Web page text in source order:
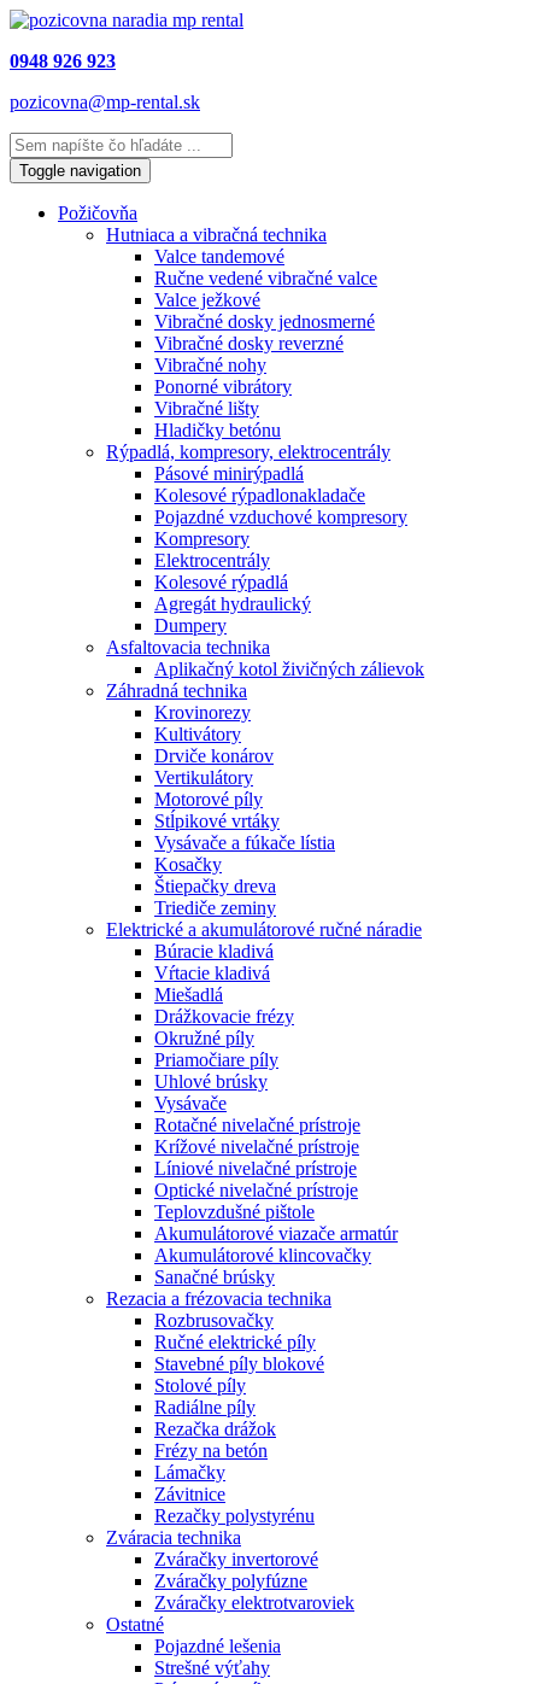
0948 926 923
pozicovna@mp-rental.sk
Toggle navigation
Požičovňa
Hutniaca a vibračná technika
Valce tandemové
Ručne vedené vibračné valce
Valce ježkové
Vibračné dosky jednosmerné
Vibračné dosky reverzné
Vibračné nohy
Ponorné vibrátory
Vibračné lišty
Hladičky betónu
Rýpadlá, kompresory, elektrocentrály
Pásové minirýpadlá
Kolesové rýpadlonakladače
Pojazdné vzduchové kompresory
Kompresory
Elektrocentrály
Kolesové rýpadlá
Agregát hydraulický
Dumpery
Asfaltovacia technika
Aplikačný kotol živičných zálievok
Záhradná technika
Krovinorezy
Kultivátory
Drviče konárov
Vertikulátory
Motorové píly
Stĺpikové vrtáky
Vysávače a fúkače lístia
Kosačky
Štiepačky dreva
Triediče zeminy
Elektrické a akumulátorové ručné náradie
Búracie kladivá
Vŕtacie kladivá
Miešadlá
Drážkovacie frézy
Okružné píly
Priamočiare píly
Uhlové brúsky
Vysávače
Rotačné nivelačné prístroje
Krížové nivelačné prístroje
Líniové nivelačné prístroje
Optické nivelačné prístroje
Teplovzdušné pištole
Akumulátorové viazače armatúr
Akumulátorové klincovačky
Sanačné brúsky
Rezacia a frézovacia technika
Rozbrusovačky
Ručné elektrické píly
Stavebné píly blokové
Stolové píly
Radiálne píly
Rezačka drážok
Frézy na betón
Lámačky
Závitnice
Rezačky polystyrénu
Zváracia technika
Zváračky invertorové
Zváračky polyfúzne
Zváračky elektrotvaroviek
Ostatné
Pojazdné lešenia
Strešné výťahy